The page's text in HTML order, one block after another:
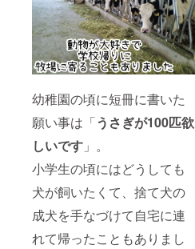
幼稚園の頃に短冊に書いた
願い事は「うさぎが100匹欲
しいです 」。
小学生の頃にはどうしても
犬が飼いたくて、捨て犬の
成犬を手なづけて自宅に連
れて帰ったこともありまし